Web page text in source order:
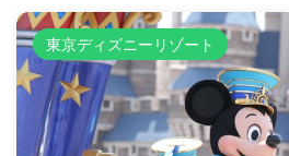
東京ディズニーリゾート